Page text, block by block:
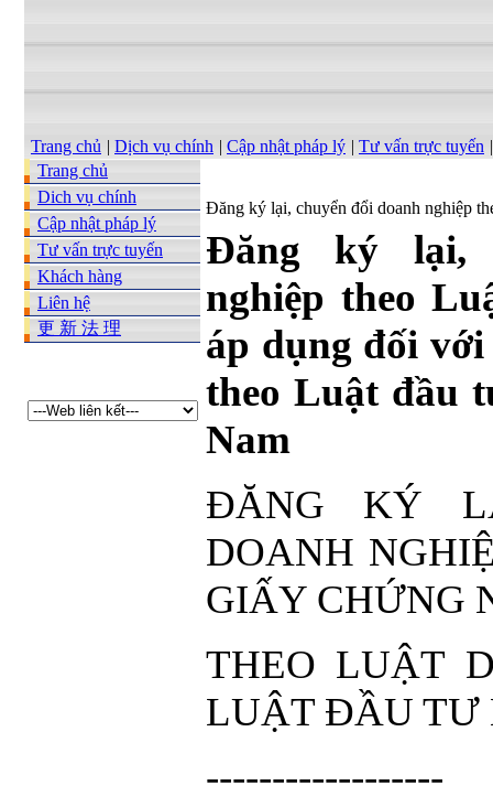
Trang chủ | Dịch vụ chính | Cập nhật pháp lý | Tư vấn trực tuyến |
Trang chủ
Dich vụ chính
Cập nhật pháp lý
Tư vấn trực tuyến
Khách hàng
Liên hệ
更 新 法 理
Đăng ký lại, chuyển đổi doanh nghiệp
Đăng ký lại,
nghiệp theo
áp dụng đối
theo Luật đầu
Nam
ĐĂNG KÝ
DOANH
GIẤY CHỨNG
THEO LUẬT
LUẬT ĐẦU TƯ
------------------